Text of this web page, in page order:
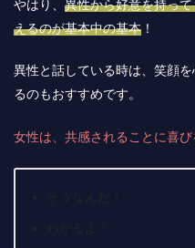
やはり、 異性から好意を持っ
えるのが基本中の基本 ！
異性と話している時は、笑顔
るのもおすすめです。
女性は、共感されることに喜